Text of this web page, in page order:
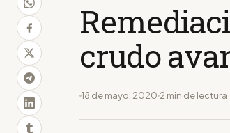
crudo
18 de mayo, 2020 2 min de lectura